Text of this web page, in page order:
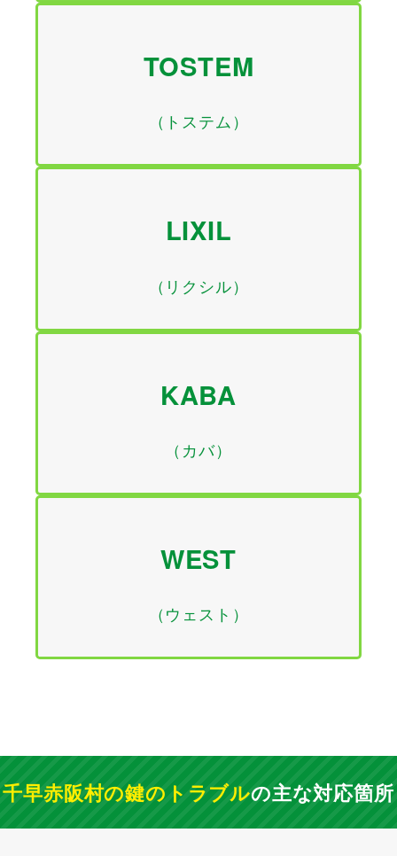
TOSTEM
（トステム）
LIXIL
（リクシル）
KABA
（カバ）
WEST
（ウェスト）
千早赤阪村の鍵のトラブルの主な対応箇所